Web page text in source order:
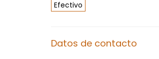
Efectivo
Datos de contacto